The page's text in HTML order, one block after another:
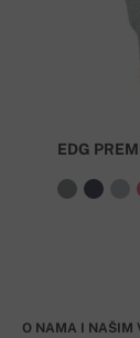
EDG
O NAMA I NAŠIM